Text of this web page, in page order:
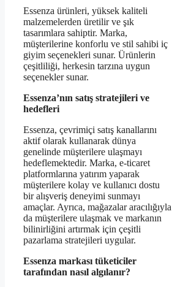
Essenza ürünleri, yüksek kaliteli
malzemelerden üretilir ve şık
tasarımlara sahiptir. Marka,
müşterilerine konforlu ve stil sahibi iç
giyim seçenekleri sunar. Ürünlerin
çeşitliliği, herkesin tarzına uygun
seçenekler sunar.
Essenza’nın satış stratejileri ve
hedefleri
Essenza, çevrimiçi satış kanallarını
aktif olarak kullanarak dünya
genelinde müşterilere ulaşmayı
hedeflemektedir. Marka, e-ticaret
platformlarına yatırım yaparak
müşterilere kolay ve kullanıcı dostu
bir alışveriş deneyimi sunmayı
amaçlar. Ayrıca, mağazalar aracılığıyla
da müşterilere ulaşmak ve markanın
bilinirliğini artırmak için çeşitli
pazarlama stratejileri uygular.
Essenza markası tüketiciler
tarafından nasıl algılanır?